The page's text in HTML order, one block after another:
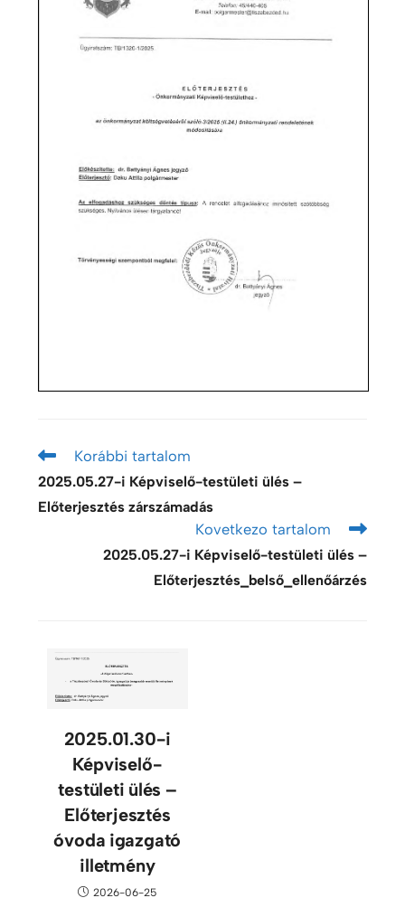
Korábbi tartalom
2025.05.27-i Képviselő-testületi ülés –
Előterjesztés zárszámadás
Kovetkezo tartalom
2025.05.27-i Képviselő-testületi ülés –
Előterjesztés_belső_ellenőárzés
2025.01.30-i
Képviselő-
testületi ülés –
Előterjesztés
óvoda igazgató
illetmény
2026-06-25